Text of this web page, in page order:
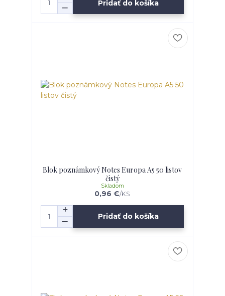
Pridať do košíka
Blok poznámkový Notes Europa A5 50 listov
čistý
0,96 €/KS
Skladom
Pridať do košíka